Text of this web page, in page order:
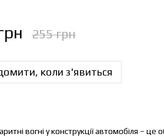
255 грн
коли з'явиться
вогні у конструкції автомобіля –